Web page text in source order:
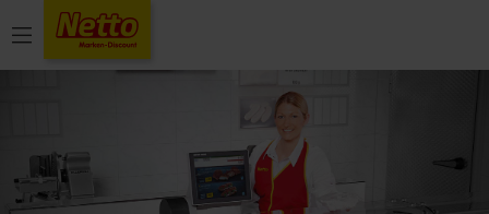
Menü